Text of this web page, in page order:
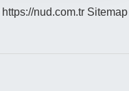
https://nud.com.tr Sitemap